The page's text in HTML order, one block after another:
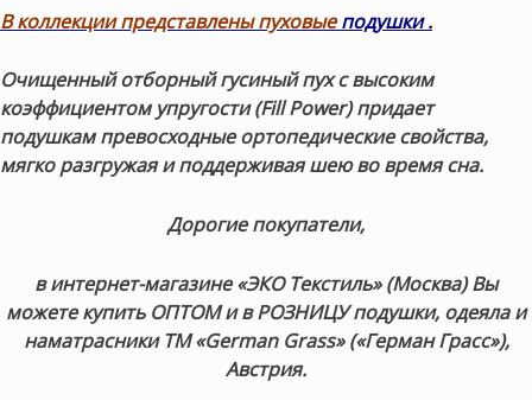
В коллекции представлены пуховыеподушки.
Очищенный отборный гусиный пух с высоким
коэффициентом упругости (Fill Power) придает
подушкампревосходные ортопедические свойства,
мягко разгружая и поддерживая шею во время сна.
Дорогие покупатели,
в интернет-магазине «ЭКО Текстиль» (Москва) Вы
можете купить ОПТОМ и в РОЗНИЦУ подушки, одеяла и
наматрасники ТМ «German Grass» («Герман Грасс»),
Австрия.